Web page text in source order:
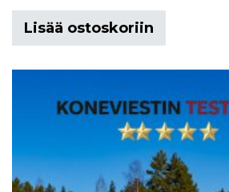
Lisää ostoskoriin